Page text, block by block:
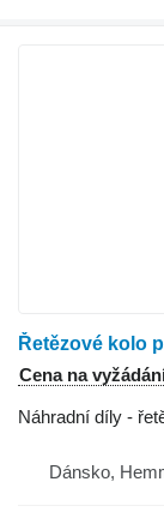
Řetězové kolo
Cena na
Náhradní díly -
Dánsko,